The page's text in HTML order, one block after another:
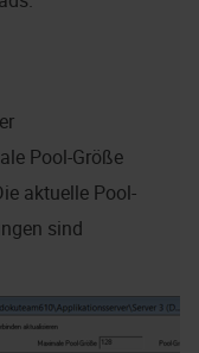
Pool-Größe
aktuelle Pool-
sind